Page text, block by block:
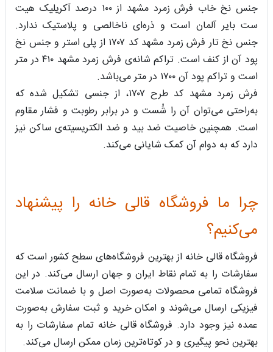
جنس نخ خاب فرش زمرد مشهد از ۱۰۰ درصد آکریلیک هیت
ست بایر آلمان است و ذره‌ای ناخالصی و پلاستیک ندارد.
جنس نخ تار فرش زمرد مشهد کد ۱۷۰۷ از پلی استر و جنس نخ
پود آن از کنف است. تراکم شانه‌ی فرش زمرد مشهد ۴۱۰ در متر
است و تراکم پود آن ۱۷۰۰ در متر می‌باشد.
فرش زمرد مشهد کد طرح ۱۷۰۷، از جنسی تشکیل شده که
به‌راحتی می‌توان آن را شُست و در برابر رطوبت و فشار مقاوم
است. همچنین خاصیت ضد بید و ضد الکتریسیته‌ی ساکن نیز
دارد که به دوام آن کمک شایانی می‌کند.
چرا ما فروشگاه قالی خانه را پیشنهاد
می‌کنیم؟
فروشگاه قالی خانه از بهترین فروشگاه‌های سطح کشور است که
سفارشات را به تمام نقاط ایران و جهان ارسال می‌کند. در این
فروشگاه تمامی محصولات به‌صورت اصل و با ضمانت سلامت
فیزیکی ارسال می‌شوند و امکان خرید و ثبت سفارش به‌صورت
عمده نیز وجود دارد. فروشگاه قالی خانه تمام سفارشات را به
بهترین نحو پیگیری و در کوتاه‌ترین زمان ممکن ارسال می‌کند.